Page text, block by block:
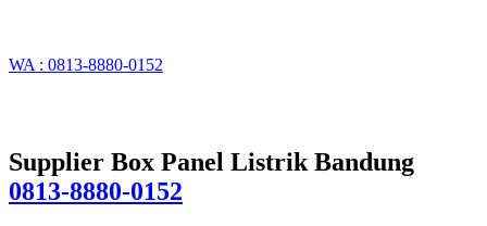
WA : 0813-8880-0152
Supplier Box Panel Listrik Bandung
0813-8880-0152